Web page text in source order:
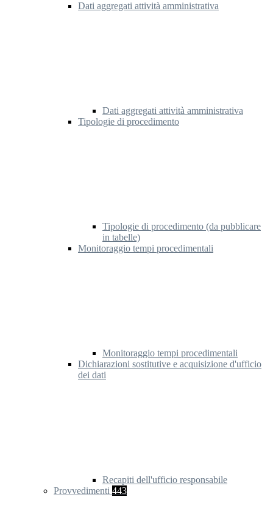
Dati aggregati attività amministrativa
Dati aggregati attività amministrativa
Tipologie di procedimento
Tipologie di procedimento (da pubblicare
in tabelle)
Monitoraggio tempi procedimentali
Monitoraggio tempi procedimentali
Dichiarazioni sostitutive e acquisizione d'ufficio
dei dati
Recapiti dell'ufficio responsabile
Provvedimenti 443